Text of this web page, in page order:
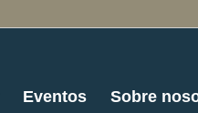
Eventos Sobre